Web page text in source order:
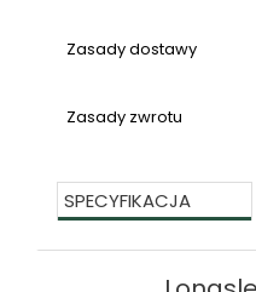
Zasady dostawy
Zasady zwrotu
SPECYFIKACJA